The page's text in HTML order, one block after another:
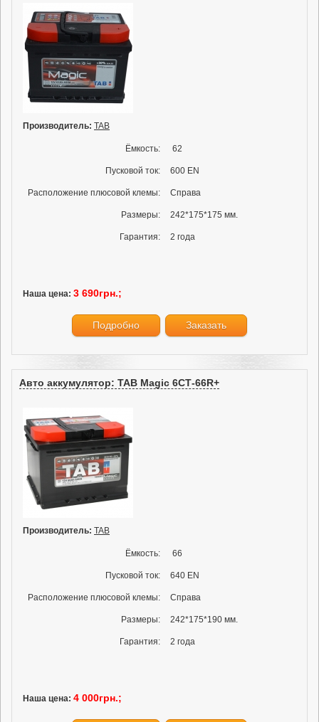
Производитель: TAB
Ёмкость: 62
Пусковой ток: 600 EN
Расположение плюсовой клемы: Справа
Размеры: 242*175*175 мм.
Гарантия: 2 года
Наша цена: 3 690грн.;
Подробно Заказать
Авто аккумулятор: TAB Magic 6СТ-66R+
Производитель: TAB
Ёмкость: 66
Пусковой ток: 640 EN
Расположение плюсовой клемы: Справа
Размеры: 242*175*190 мм.
Гарантия: 2 года
Наша цена: 4 000грн.;